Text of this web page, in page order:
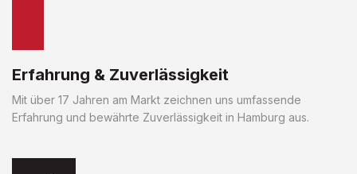
Erfahrung & Zuverlässigkeit
Mit über 17 Jahren am Markt zeichnen uns umfassende
Erfahrung und bewährte Zuverlässigkeit in Hamburg aus.